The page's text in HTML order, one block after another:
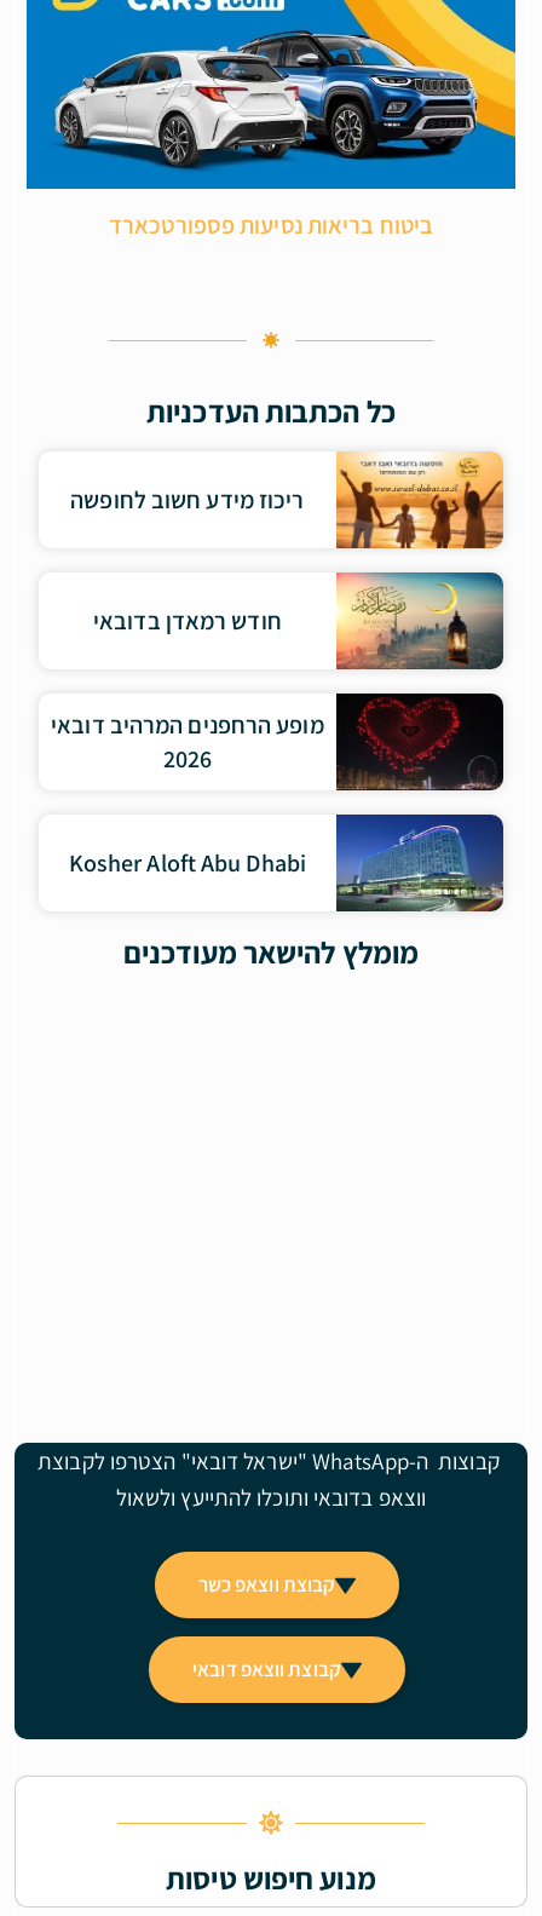
ביטוח בריאות נסיעות פספורטכארד
כל הכתבות העדכניות
ריכוז מידע חשוב לחופשה
חודש רמאדן בדובאי
מופע הרחפנים המרהיב דובאי
2026
Kosher Aloft Abu Dhabi
מומלץ להישאר מעודכנים
קבוצות ה-WhatsApp "ישראל דובאי" הצטרפו לקבוצת
ווצאפ בדובאי ותוכלו להתייעץ ולשאול
קבוצת ווצאפ כשר
קבוצת ווצאפ דובאי
מנוע חיפוש טיסות